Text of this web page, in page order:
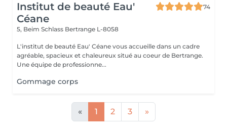
Institut de beauté Eau'
Céane
74
5, Beim Schlass Bertrange L-8058
L'institut de beauté Eau' Céane vous accueille dans un cadre
agréable, spacieux et chaleureux situé au coeur de Bertrange.
Une équipe de professionne...
Gommage corps
« 1 2 3 »